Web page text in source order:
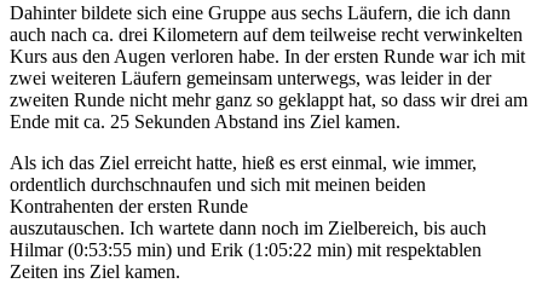
Dahinter bildete sich eine Gruppe aus sechs Läufern, die ich dann
auch nach ca. drei Kilometern auf dem teilweise recht verwinkelten
Kurs aus den Augen verloren habe. In der ersten Runde war ich mit
zwei weiteren Läufern gemeinsam unterwegs, was leider in der
zweiten Runde nicht mehr ganz so geklappt hat, so dass wir drei am
Ende mit ca. 25 Sekunden Abstand ins Ziel kamen.
Als ich das Ziel erreicht hatte, hieß es erst einmal, wie immer,
ordentlich durchschnaufen und sich mit meinen beiden
Kontrahenten der ersten Runde
auszutauschen. Ich wartete dann noch im Zielbereich, bis auch
Hilmar (0:53:55 min) und Erik (1:05:22 min) mit respektablen
Zeiten ins Ziel kamen.